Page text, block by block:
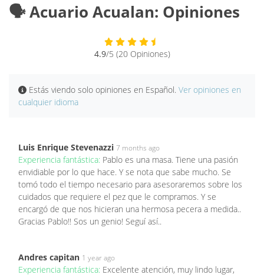
🗣️ Acuario Acualan: Opiniones
4.9/5 (20 Opiniones)
Estás viendo solo opiniones en Español. Ver opiniones en
cualquier idioma
Luis Enrique Stevenazzi 7 months ago
Experiencia fantástica: Pablo es una masa. Tiene una pasión
envidiable por lo que hace. Y se nota que sabe mucho. Se
tomó todo el tiempo necesario para asesoraremos sobre los
cuidados que requiere el pez que le compramos. Y se
encargó de que nos hicieran una hermosa pecera a medida..
Gracias Pablo!! Sos un genio! Seguí así..
Andres capitan 1 year ago
Experiencia fantástica: Excelente atención, muy lindo lugar,